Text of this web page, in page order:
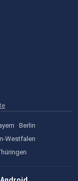
· Berlin ·
Westfalen ·